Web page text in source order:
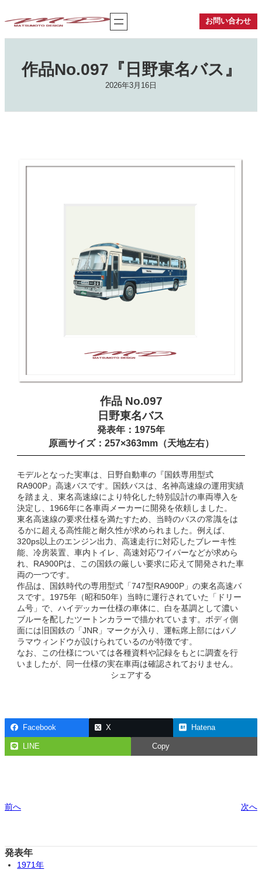
容
お問い合わせ
作品No.097『日野東名バス』
2026年3月16日
作品 No.097
日野東名バス
発表年：1975年
原画サイズ：257×363mm（天地左右）
モデルとなった実車は、日野自動車の『国鉄専用型式
RA900P』高速バスです。国鉄バスは、名神高速線の運用実績
を踏まえ、東名高速線により特化した特別設計の車両導入を
決定し、1966年に各車両メーカーに開発を依頼しました。
東名高速線の要求仕様を満たすため、当時のバスの常識をは
るかに超える高性能と耐久性が求められました。例えば、
320ps以上のエンジン出力、高速走行に対応したブレーキ性
能、冷房装置、車内トイレ、高速対応ワイパーなどが求めら
れ、RA900Pは、この国鉄の厳しい要求に応えて開発された車
両の一つです。
作品は、国鉄時代の専用型式「747型RA900P」の東名高速バ
スです。1975年（昭和50年）当時に運行されていた「ドリー
ム号」で、ハイデッカー仕様の車体に、白を基調として濃い
ブルーを配したツートンカラーで描かれています。ボディ側
面には旧国鉄の「JNR」マークが入り、運転席上部にはパノ
ラマウィンドウが設けられているのが特徴です。
なお、この仕様については各種資料や記録をもとに調査を行
いましたが、同一仕様の実在車両は確認されておりません。
シェアする
Facebook X Hatena
LINE Copy
前へ 次へ
発表年
1971年